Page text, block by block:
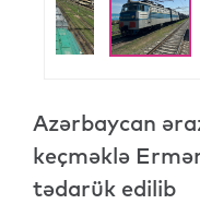
Azərbaycan
keçməklə
tədarük edilib